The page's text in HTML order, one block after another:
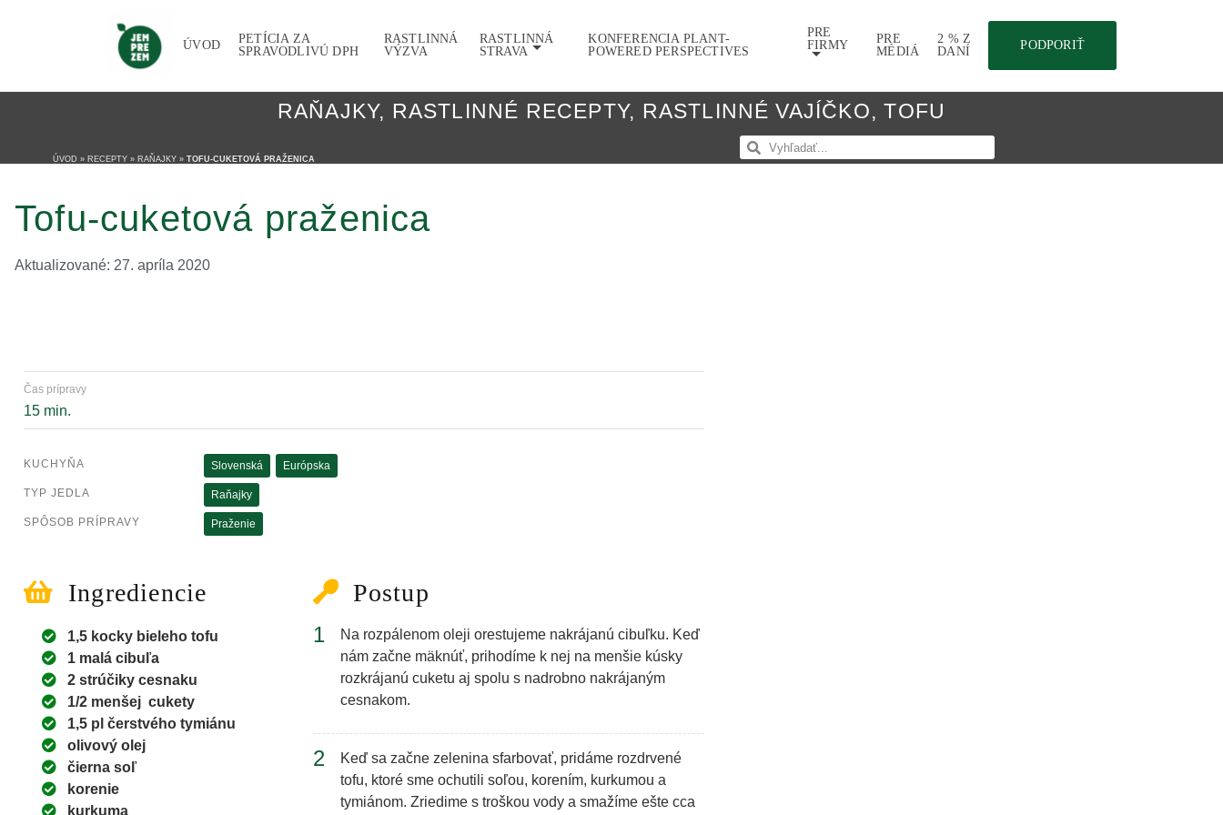
ÚVOD
PETÍCIA ZA
SPRAVODLIVÚ DPH
RASTLINNÁ
VÝZVA
RASTLINNÁ
STRAVA
KONFERENCIA PLANT-
POWERED PERSPECTIVES
PRE
FIRMY
PRE
MÉDIÁ
2 % Z
DANÍ
PODPORIŤ
RAŇAJKY, RASTLINNÉ RECEPTY, RASTLINNÉ VAJÍČKO,TOFU
ÚVOD » RECEPTY» RAŇAJKY» TOFU-CUKETOVÁ PRAŽENICA
Tofu-cuketová praženica
Aktualizované: 27. apríla 2020
Čas prípravy
15 min.
KUCHYŇA Slovenská Európska
TYP JEDLA Raňajky
SPÔSOB PRÍPRAVY Praženie
Ingrediencie
1,5 kocky bieleho tofu
1 malá cibuľa
2 strúčiky cesnaku
1/2 menšej cukety
1,5 pl čerstvého tymiánu
olivový olej
čierna soľ
korenie
kurkuma
Postup
1
Na rozpálenom oleji orestujeme nakrájanú cibuľku. Keď
nám začne mäknúť, prihodíme k nej na menšie kúsky
rozkrájanú cuketu aj spolu s nadrobno nakrájaným
cesnakom.
2
Keď sa začne zelenina sfarbovať, pridáme rozdrvené
tofu, ktoré sme ochutili soľou, korením, kurkumou a
tymiánom. Zriedime s troškou vody a smažíme ešte cca